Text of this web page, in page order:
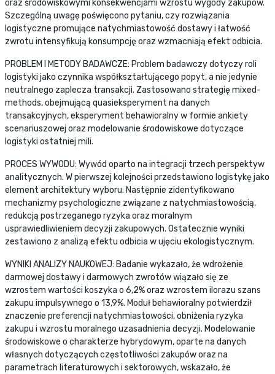
oraz środowiskowymi konsekwencjami wzrostu wygody zakupów.
Szczególną uwagę poświęcono pytaniu, czy rozwiązania
logistyczne promujące natychmiastowość dostawy i łatwość
zwrotu intensyfikują konsumpcję oraz wzmacniają efekt odbicia.
PROBLEM I METODY BADAWCZE: Problem badawczy dotyczy roli
logistyki jako czynnika współkształtującego popyt, a nie jedynie
neutralnego zaplecza transakcji. Zastosowano strategię mixed-
methods, obejmującą quasieksperyment na danych
transakcyjnych, eksperyment behawioralny w formie ankiety
scenariuszowej oraz modelowanie środowiskowe dotyczące
logistyki ostatniej mili.
PROCES WYWODU: Wywód oparto na integracji trzech perspektyw
analitycznych. W pierwszej kolejności przedstawiono logistykę jako
element architektury wyboru. Następnie zidentyfikowano
mechanizmy psychologiczne związane z natychmiastowością,
redukcją postrzeganego ryzyka oraz moralnym
usprawiedliwieniem decyzji zakupowych. Ostatecznie wyniki
zestawiono z analizą efektu odbicia w ujęciu ekologistycznym.
WYNIKI ANALIZY NAUKOWEJ: Badanie wykazało, że wdrożenie
darmowej dostawy i darmowych zwrotów wiązało się ze
wzrostem wartości koszyka o 6,2% oraz wzrostem ilorazu szans
zakupu impulsywnego o 13,9%. Moduł behawioralny potwierdził
znaczenie preferencji natychmiastowości, obniżenia ryzyka
zakupu i wzrostu moralnego uzasadnienia decyzji. Modelowanie
środowiskowe o charakterze hybrydowym, oparte na danych
własnych dotyczących częstotliwości zakupów oraz na
parametrach literaturowych i sektorowych, wskazało, że